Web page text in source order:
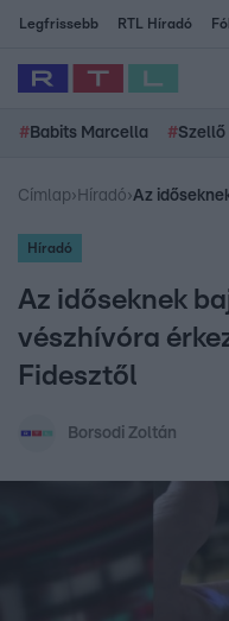
Legfrissebb RTL Híradó
# Babits Marcella #Szellő
Címlap› Híradó›
Híradó
Az időseknek
vészhívóra
Fidesztől
Borsodi Zoltán